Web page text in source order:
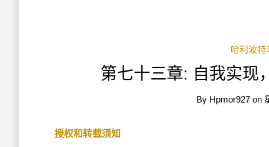
哈利波特
第七十三章: 自我实现
By Hpmor927 on
授权和转载须知